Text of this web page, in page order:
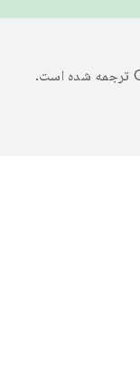
ترجمه شده است.